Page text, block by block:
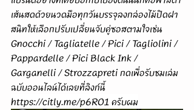
เส้นสดด้วยนวดมือทุกวันบรรจุลงกล่องไม้ปิดฝา
สนิทให้เลือกปรับเปลี่ยนจับคู่ซอสตามใจเช่น
Gnocchi / Tagliatelle / Pici / Tagliolini /
Pappardelle / Pici Black Ink /
Garganelli / Strozzapreti กดเพื่อรับชมเล่ม
ฉบับออนไลน์ได้เลยที่ลิงก์นี้
https://citly.me/p6RO1 ครับผม